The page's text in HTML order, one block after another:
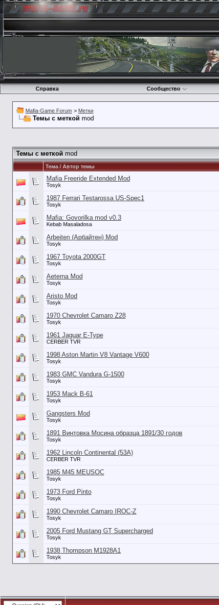
Справка Сообщество
Mafia-Game Forum > Метки
Темы с меткой mod
Темы с меткой mod
Тема / Автор темы
Mafia Freeride Extended Mod
Tosyk
1987 Ferrari Testarossa US-Spec1
Tosyk
Mafia: Govorilka mod v0.3
Kebab Masaladosa
Arbeiten (Арбайтен) Mod
Tosyk
1967 Toyota 2000GT
Tosyk
Aeterna Mod
Tosyk
Aristo Mod
Tosyk
1970 Chevrolet Camaro Z28
Tosyk
1961 Jaguar E-Type
CERBER TVR
1998 Aston Martin V8 Vantage V600
Tosyk
1983 GMC Vandura G-1500
Tosyk
1953 Mack B-61
Tosyk
Gangsters Mod
Tosyk
1891 Винтовка Мосина образца 1891/30 годов
Tosyk
1962 Lincoln Continental (53А)
CERBER TVR
1985 M45 MEUSOC
Tosyk
1973 Ford Pinto
Tosyk
1990 Chevrolet Camaro IROC-Z
Tosyk
2005 Ford Mustang GT Supercharged
Tosyk
1938 Thompson M1928A1
Tosyk